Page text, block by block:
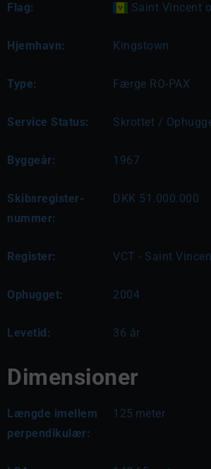
Flag: Saint Vincent
Hjemhavn: Kingstown
Type: Færge RO-PAX
Service Status: Skrottet /
Byggeår: 1967
Skibsregister-
nummer:
DKK 51.000.000
Register: VCT - Saint
Ophugget: 2004
Levetid: 36 år
Dimensioner
Længde imellem
perpendikulær:
125 meter